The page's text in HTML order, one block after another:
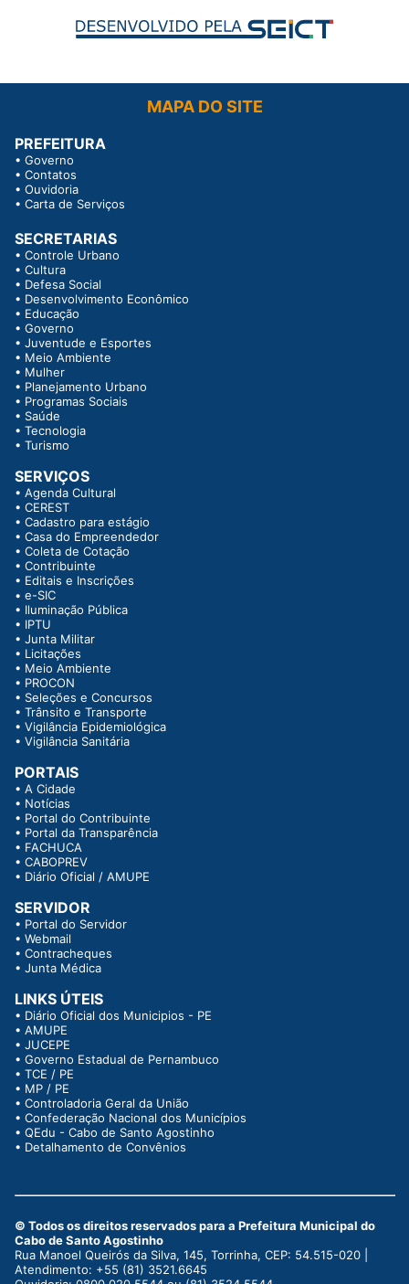
MAPA DO SITE
PREFEITURA
• Governo
• Contatos
• Ouvidoria
• Carta de Serviços
SECRETARIAS
• Controle Urbano
• Cultura
• Defesa Social
• Desenvolvimento Econômico
• Educação
• Governo
• Juventude e Esportes
• Meio Ambiente
• Mulher
• Planejamento Urbano
• Programas Sociais
• Saúde
• Tecnologia
• Turismo
SERVIÇOS
• Agenda Cultural
• CEREST
• Cadastro para estágio
• Casa do Empreendedor
• Coleta de Cotação
• Contribuinte
• Editais e Inscrições
• e-SIC
• Iluminação Pública
• IPTU
• Junta Militar
• Licitações
• Meio Ambiente
• PROCON
• Seleções e Concursos
• Trânsito e Transporte
• Vigilância Epidemiológica
• Vigilância Sanitária
PORTAIS
• A Cidade
• Notícias
• Portal do Contribuinte
• Portal da Transparência
• FACHUCA
• CABOPREV
• Diário Oficial / AMUPE
SERVIDOR
• Portal do Servidor
• Webmail
• Contracheques
• Junta Médica
LINKS ÚTEIS
• Diário Oficial dos Municipios - PE
• AMUPE
• JUCEPE
• Governo Estadual de Pernambuco
• TCE / PE
• MP / PE
• Controladoria Geral da União
• Confederação Nacional dos Municípios
• QEdu - Cabo de Santo Agostinho
• Detalhamento de Convênios
© Todos os direitos reservados para a Prefeitura Municipal do
Cabo de Santo Agostinho
Rua Manoel Queirós da Silva, 145, Torrinha, CEP: 54.515-020 |
Atendimento: +55 (81) 3521.6645